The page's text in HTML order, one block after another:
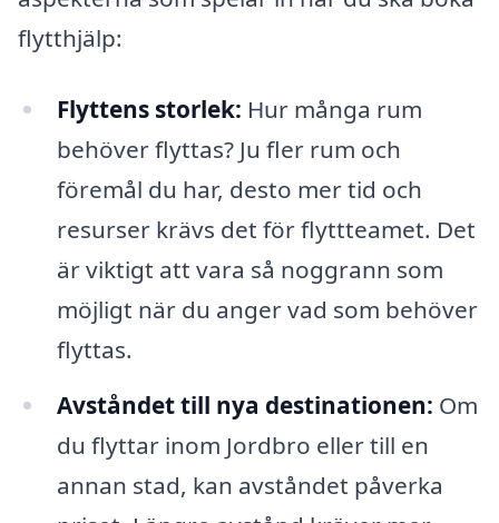
flytthjälp:
Flyttens storlek: Hur många rum
behöver flyttas? Ju fler rum och
föremål du har, desto mer tid och
resurser krävs det för flyttteamet. Det
är viktigt att vara så noggrann som
möjligt när du anger vad som behöver
flyttas.
Avståndet till nya destinationen: Om
du flyttar inom Jordbro eller till en
annan stad, kan avståndet påverka